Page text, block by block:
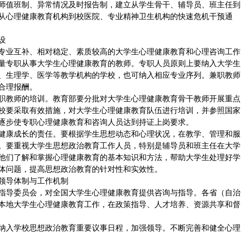
班制、异常情况及时报告制，建立从学生骨干、辅导员、班主任到
心理健康教育机构到校医院、专业精神卫生机构的快速危机干预通
互补、相对稳定、素质较高的大学生心理健康教育和心理咨询工作
专职从事大学生心理健康教育的教师。专职人员原则上要纳入大学生
生理学、医学等教学机构的学校，也可纳入相应专业序列。兼职教师
理报酬。
师的培训。教育部要分批对大学生心理健康教育骨干教师开展重点
要采取有效措施，对大学生心理健康教育队伍进行培训，并参照国家
使专职心理健康教育和咨询人员达到持证上岗要求。
成长的责任。要根据学生思想动态和心理状况，在教学、管理和服
要重视大学生思想政治教育工作人员，特别是辅导员和班主任在大学
们了解和掌握心理健康教育的基本知识和方法，帮助大学生处理好学
题，提高思想政治教育的针对性和实效性。
体制与工作机制
委员会，对全国大学生心理健康教育提供咨询与指导。各省（自治
地大学生心理健康教育工作，在政策指导、人才培养、资源共享和督
学校思想政治教育重要议事日程，加强领导。不断完善和健全心理